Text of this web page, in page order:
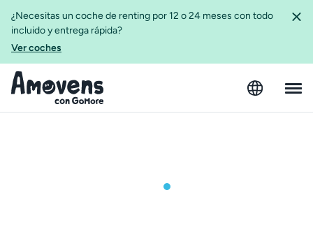
¿Necesitas un coche de renting por 12 o 24 meses con todo
incluido y entrega rápida?
Ver coches